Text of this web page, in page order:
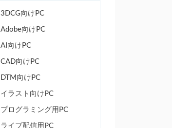
3DCG向けPC
Adobe向けPC
AI向けPC
CAD向けPC
DTM向けPC
イラスト向けPC
プログラミング用PC
ライブ配信用PC